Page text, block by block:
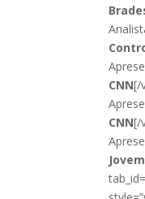
CNN[/
CNN[/